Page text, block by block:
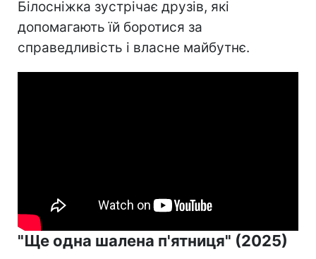
Білосніжка зустрічає друзів, які
допомагають їй боротися за
справедливість і власне майбутнє.
"Ще одна шалена п'ятниця" (2025)